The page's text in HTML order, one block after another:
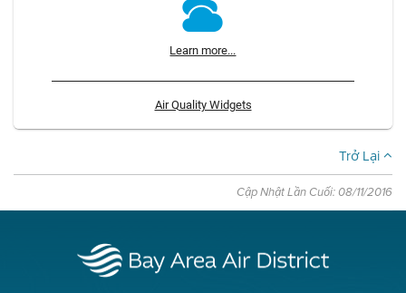
Learn more...
Air Quality Widgets
Trở Lại
Cập Nhật Lần Cuối: 08/11/2016